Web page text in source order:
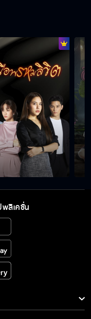
ม
ไง
า
ำ
พลิเคชั่น